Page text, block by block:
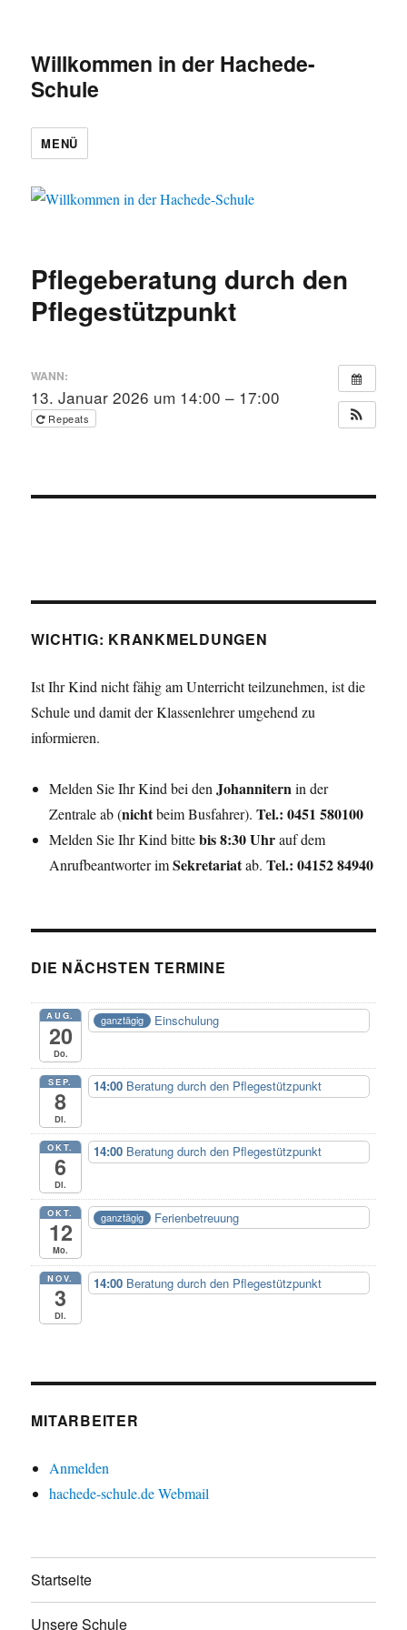
Willkommen in der Hachede-
Schule
MENÜ
Pflegeberatung durch den
Pflegestützpunkt
WANN:
13. Januar 2026 um 14:00 – 17:00
Repeats
WICHTIG: KRANKMELDUNGEN
Ist Ihr Kind nicht fähig am Unterricht teilzunehmen, ist die
Schule und damit der Klassenlehrer umgehend zu
informieren.
Melden Sie Ihr Kind bei denJohanniternin der
Zentrale ab (nichtbeim Busfahrer).Tel.: 0451 580100
Melden Sie Ihr Kind bittebis 8:30 Uhrauf dem
Anrufbeantworter imSekretariatab.Tel.: 04152 84940
DIE NÄCHSTEN TERMINE
AUG.
20
Do.
ganztägig Einschulung
SEP.
8
Di.
14:00 Beratung durch den Pflegestützpunkt
OKT.
6
Di.
14:00 Beratung durch den Pflegestützpunkt
OKT.
12
Mo.
ganztägig Ferienbetreuung
NOV.
3
Di.
14:00 Beratung durch den Pflegestützpunkt
MITARBEITER
Anmelden
hachede-schule.de Webmail
Startseite
Unsere Schule